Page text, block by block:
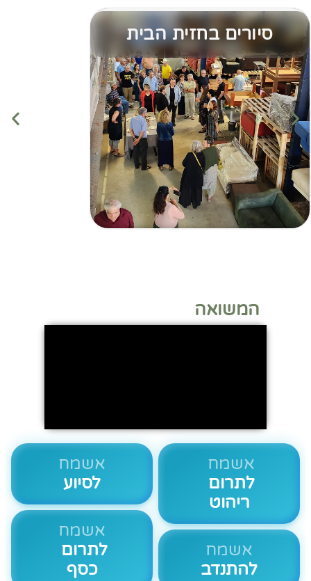
סיורים בחזית הבית
המשואה
אשמח
לתרום
ריהוט
אשמח
להתנדב
אשמח
לסיוע
אשמח
לתרום
כסף